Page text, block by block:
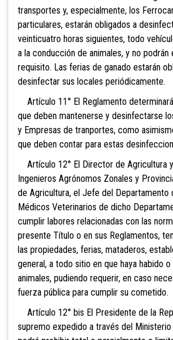
transportes y, especialmente, los
particulares, estarán obligados a
veinticuatro horas siguientes, todo
a la conducción de animales, y no
requisito. Las ferias de ganado estarán
desinfectar sus locales periódicamente.
Artículo 11° El Reglamento
que deben mantenerse y desinfectarse
y Empresas de tranportes, como
que deben contar para estas
Artículo 12° El Director de Agricultura
Ingenieros Agrónomos Zonales y
de Agricultura, el Jefe del Departamento
Médicos Veterinarios de dicho
cumplir labores relacionadas con las
presente Título o en sus Reglamentos,
las propiedades, ferias, mataderos,
general, a todo sitio en que haya habido
animales, pudiendo requerir, en caso
fuerza pública para cumplir su cometido.
Artículo 12° bis El Presidente de la
supremo expedido a través del